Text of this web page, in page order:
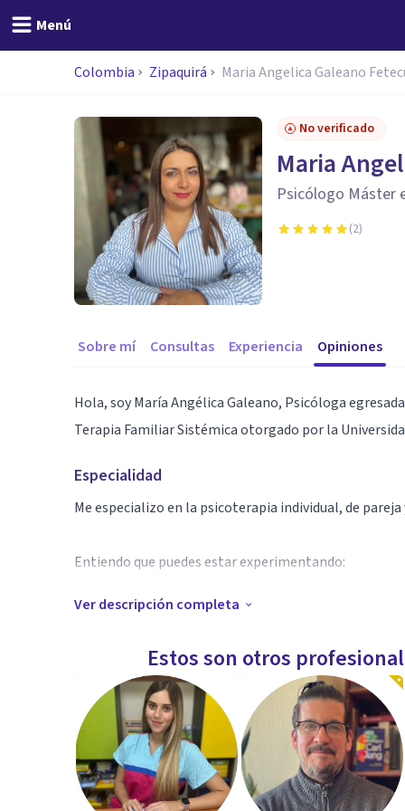
Menú
Colombia Zipaquirá Maria Angelica Galeano
No verificado
Maria
Psicólogo Máster
(2)
Sobre mí Consultas Experiencia Opiniones
Hola, soy María Angélica Galeano, Psicóloga
Terapia Familiar Sistémica otorgado por la
Especialidad
Me especializo en la psicoterapia individual, de
Entiendo que puedes estar experimentando:
- Estrés, ansiedad o depresión debido a transiciones
- Un vacío que afecta tu bienestar, dificultando la
- Deseo de vivir plenamente para lograr una mejor
rodean.
Es fundamental reconocer que no estás solo en estas
presiones que afectan a todos. Por esta razón, te
Ver descripción completa
Estos son otros